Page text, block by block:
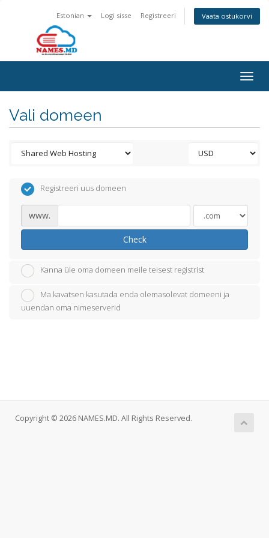
Estonian Logi sisse Registreeri Vaata ostukorvi
Vali domeen
Registreeri uus domeen
www.
Check
Kanna üle oma domeen meile teisest registrist
Ma kavatsen kasutada enda olemasolevat domeeni ja
uuendan oma nimeserverid
Copyright © 2026 NAMES.MD. All Rights Reserved.